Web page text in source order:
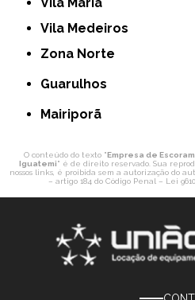
Vila Medeiros
Zona Norte
Guarulhos
Mairiporã
O conteúdo do texto "Empresa de
Iguatemi" é de direito reservado. Sua
nossos links, é proibida sem a autorização do
– artigo 184 do Código Penal – Lei